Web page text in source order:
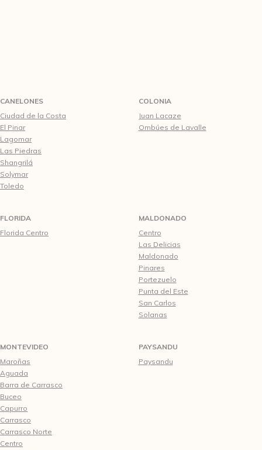
CANELONES
Ciudad de la Costa
El Pinar
Lagomar
Las Piedras
Shangrilá
Solymar
Toledo
COLONIA
Juan Lacaze
Ombúes de Lavalle
FLORIDA
Florida Centro
MALDONADO
Centro
Las Delicias
Maldonado
Pinares
Portezuelo
Punta del Este
San Carlos
Solanas
MONTEVIDEO
Maroñas
Aguada
Barra de Carrasco
Buceo
Capurro
Carrasco
Carrasco Norte
Centro
PAYSANDU
Paysandu